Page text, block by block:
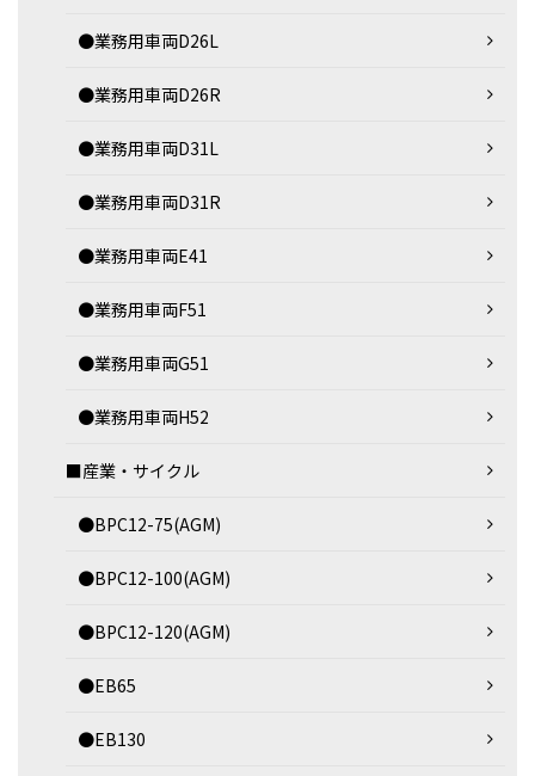
●業務用車両D26L
●業務用車両D26R
●業務用車両D31L
●業務用車両D31R
●業務用車両E41
●業務用車両F51
●業務用車両G51
●業務用車両H52
■産業・サイクル
●BPC12-75(AGM)
●BPC12-100(AGM)
●BPC12-120(AGM)
●EB65
●EB130